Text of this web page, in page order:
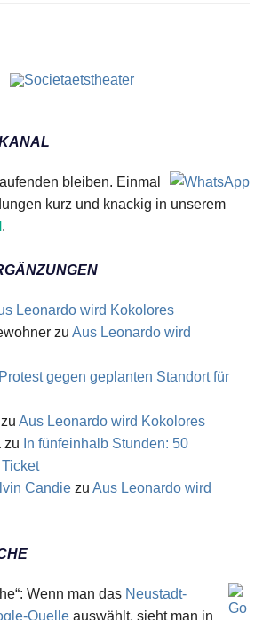
bleiben. Einmal
kurz und knackig in unserem
.
Leonardo wird Kokolores
zu Aus Leonardo wird
Protest gegen geplanten Standort für
Aus Leonardo wird Kokolores
zu In fünfeinhalb Stunden: 50
Candiezu Aus Leonardo wird
Wenn man das Neustadt-
Quelle auswählt, sieht man in